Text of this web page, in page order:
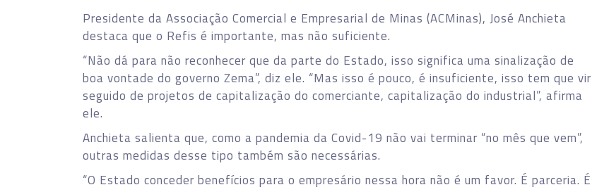
Presidente da Associação Comercial e Empresarial de Minas (ACMinas), José Anchieta
destaca que o Refis é importante, mas não suficiente.
“Não dá para não reconhecer que da parte do Estado, isso significa uma sinalização de
boa vontade do governo Zema”, diz ele. “Mas isso é pouco, é insuficiente, isso tem que vir
seguido de projetos de capitalização do comerciante, capitalização do industrial”, afirma
ele.
Anchieta salienta que, como a pandemia da Covid-19 não vai terminar “no mês que vem”,
outras medidas desse tipo também são necessárias.
“O Estado conceder benefícios para o empresário nessa hora não é um favor. É parceria. É